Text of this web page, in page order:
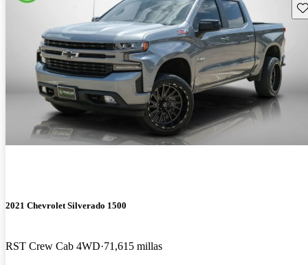
2021 Chevrolet Silverado 1500
RST Crew Cab 4WD 71,615 millas